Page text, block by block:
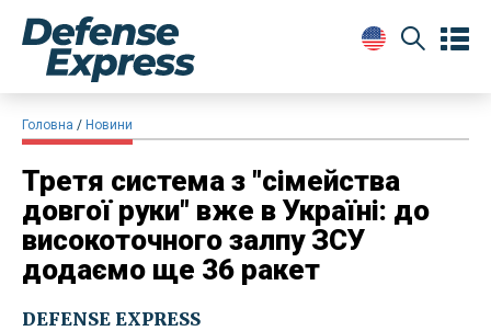
Головна Новини
Третя система з "сімейства
довгої руки" вже в Україні: до
високоточного залпу ЗСУ
додаємо ще 36 ракет
DEFENSE EXPRESS